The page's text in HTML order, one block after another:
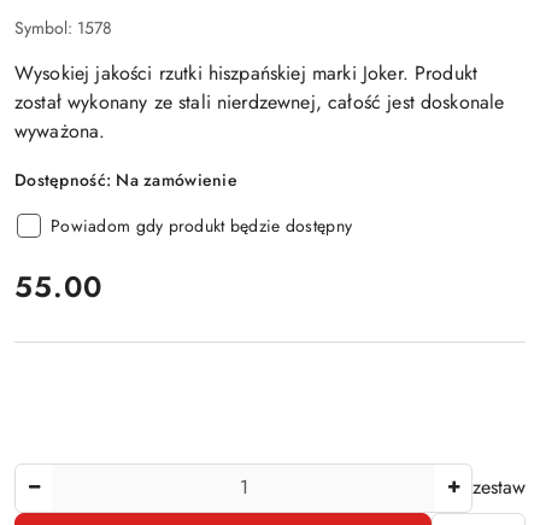
Symbol: 1578
Wysokiej jakości rzutki hiszpańskiej marki Joker. Produkt
został wykonany ze stali nierdzewnej, całość jest doskonale
wyważona.
Dostępność: Na zamówienie
Powiadom gdy produkt będzie dostępny
cena:
55.00
zestaw